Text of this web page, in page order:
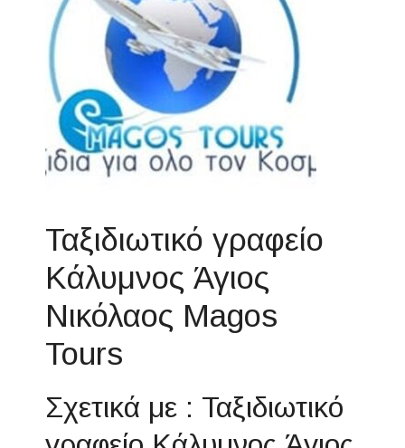
Ταξιδιωτικό γραφείο
Κάλυμνος Άγιος
Νικόλαος Magos
Tours
Σχετικά με : Ταξιδιωτικό